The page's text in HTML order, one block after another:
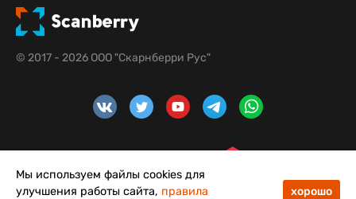
© 2017 - 2026 ООО "Скарнберри Рус"
Мы используем файлы cookies для
улучшения работы сайта, правила хорошо